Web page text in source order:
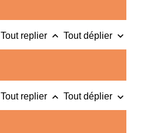
Tout replier keyboard_arrow_up Tout déplier keyboard_arrow_down
Tout replier keyboard_arrow_up Tout déplier keyboard_arrow_down